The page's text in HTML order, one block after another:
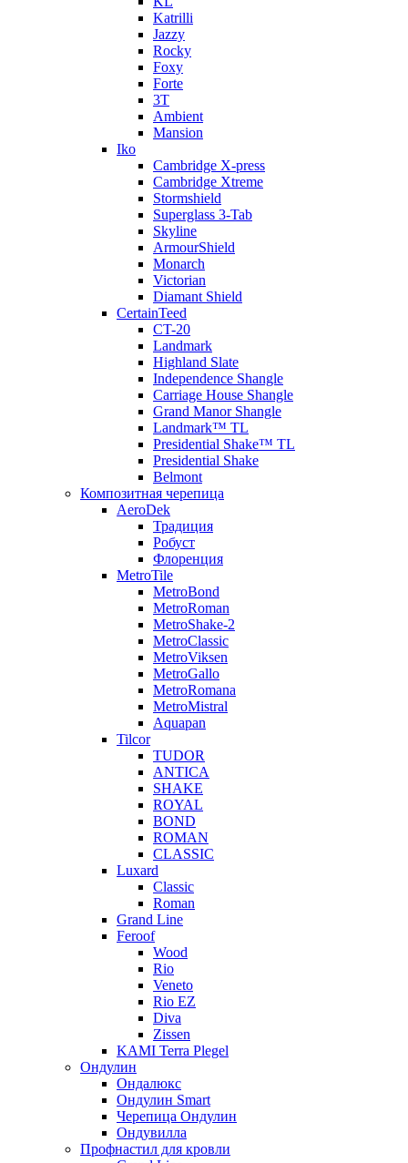
Katrilli
Jazzy
Rocky
Foxy
Forte
3T
Ambient
Mansion
Iko
Cambridge X-press
Cambridge Xtreme
Stormshield
Superglass 3-Tab
Skyline
ArmourShield
Monarch
Victorian
Diamant Shield
CertainTeed
CT-20
Landmark
Highland Slate
Independence Shangle
Carriage House Shangle
Grand Manor Shangle
Landmark™ TL
Presidential Shake™ TL
Presidential Shake
Belmont
Композитная черепица
AeroDek
Традиция
Робуст
Флоренция
MetroTile
MetroBond
MetroRoman
MetroShake-2
MetroClassic
MetroViksen
MetroGallo
MetroRomana
MetroMistral
Aquapan
Tilcor
TUDOR
ANTICA
SHAKE
ROYAL
BOND
ROMAN
CLASSIC
Luxard
Classic
Roman
Grand Line
Feroof
Wood
Rio
Veneto
Rio EZ
Diva
Zissen
KAMI Terra Plegel
Ондулин
Ондалюкс
Ондулин Smart
Черепица Ондулин
Ондувилла
Профнастил для кровли